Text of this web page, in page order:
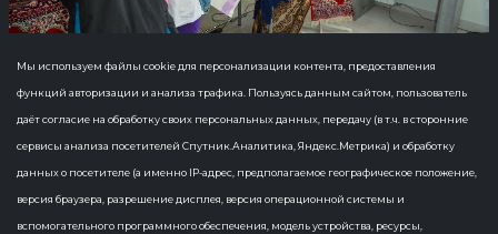
Мы используем файлы cookie для персонализации контента, предоставления
функций авторизации и анализа трафика. Пользуясь данным сайтом, пользователь
даёт согласие на обработку своих персональных данных, передачу (в т.ч. в сторонние
сервисы анализа посетителей Спутник.Аналитика, Яндекс.Метрика) и обработку
данных о посетителе (а именно IP-адрес, предполагаемое географическое положение,
версия браузера, разрешение дисплея, версия операционной системы и
вспомогательного программного обеспечения, модель устройства, ресурсы,